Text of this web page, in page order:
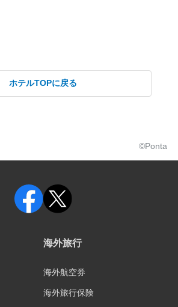
ホテルTOPに戻る
©Ponta
海外旅行
海外航空券
海外旅行保険